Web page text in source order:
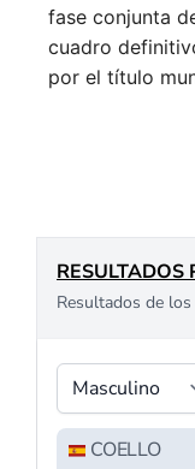
fase conjunta
cuadro
por el título